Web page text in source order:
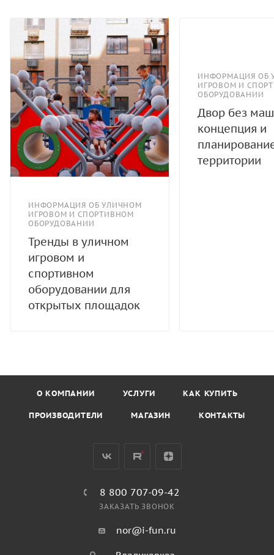
ИНФОРМАЦИЯ ОБ УЛИЧНОМ
ИГРОВОМ И СПОРТИВНОМ
ОБОРУДОВАНИИ
Тренды в уличном
игровом и
спортивном
оборудовании для
открытых площадок
ИНФОРМАЦИЯ ОБ
ИГРОВОМ И
ОБОРУДОВАНИИ
Двор без
концепция и
территории
О КОМПАНИИ УСЛУГИ КАК КУПИТЬ
ПРОИЗВОДИТЕЛИ МАГАЗИН КОНТАКТЫ
8 800 707-09-42
ЗАКАЗАТЬ ЗВОНОК
nor@i-fun.ru